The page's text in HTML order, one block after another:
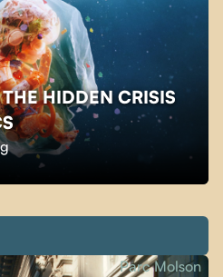
HIDDEN CRISIS
Parc Molson